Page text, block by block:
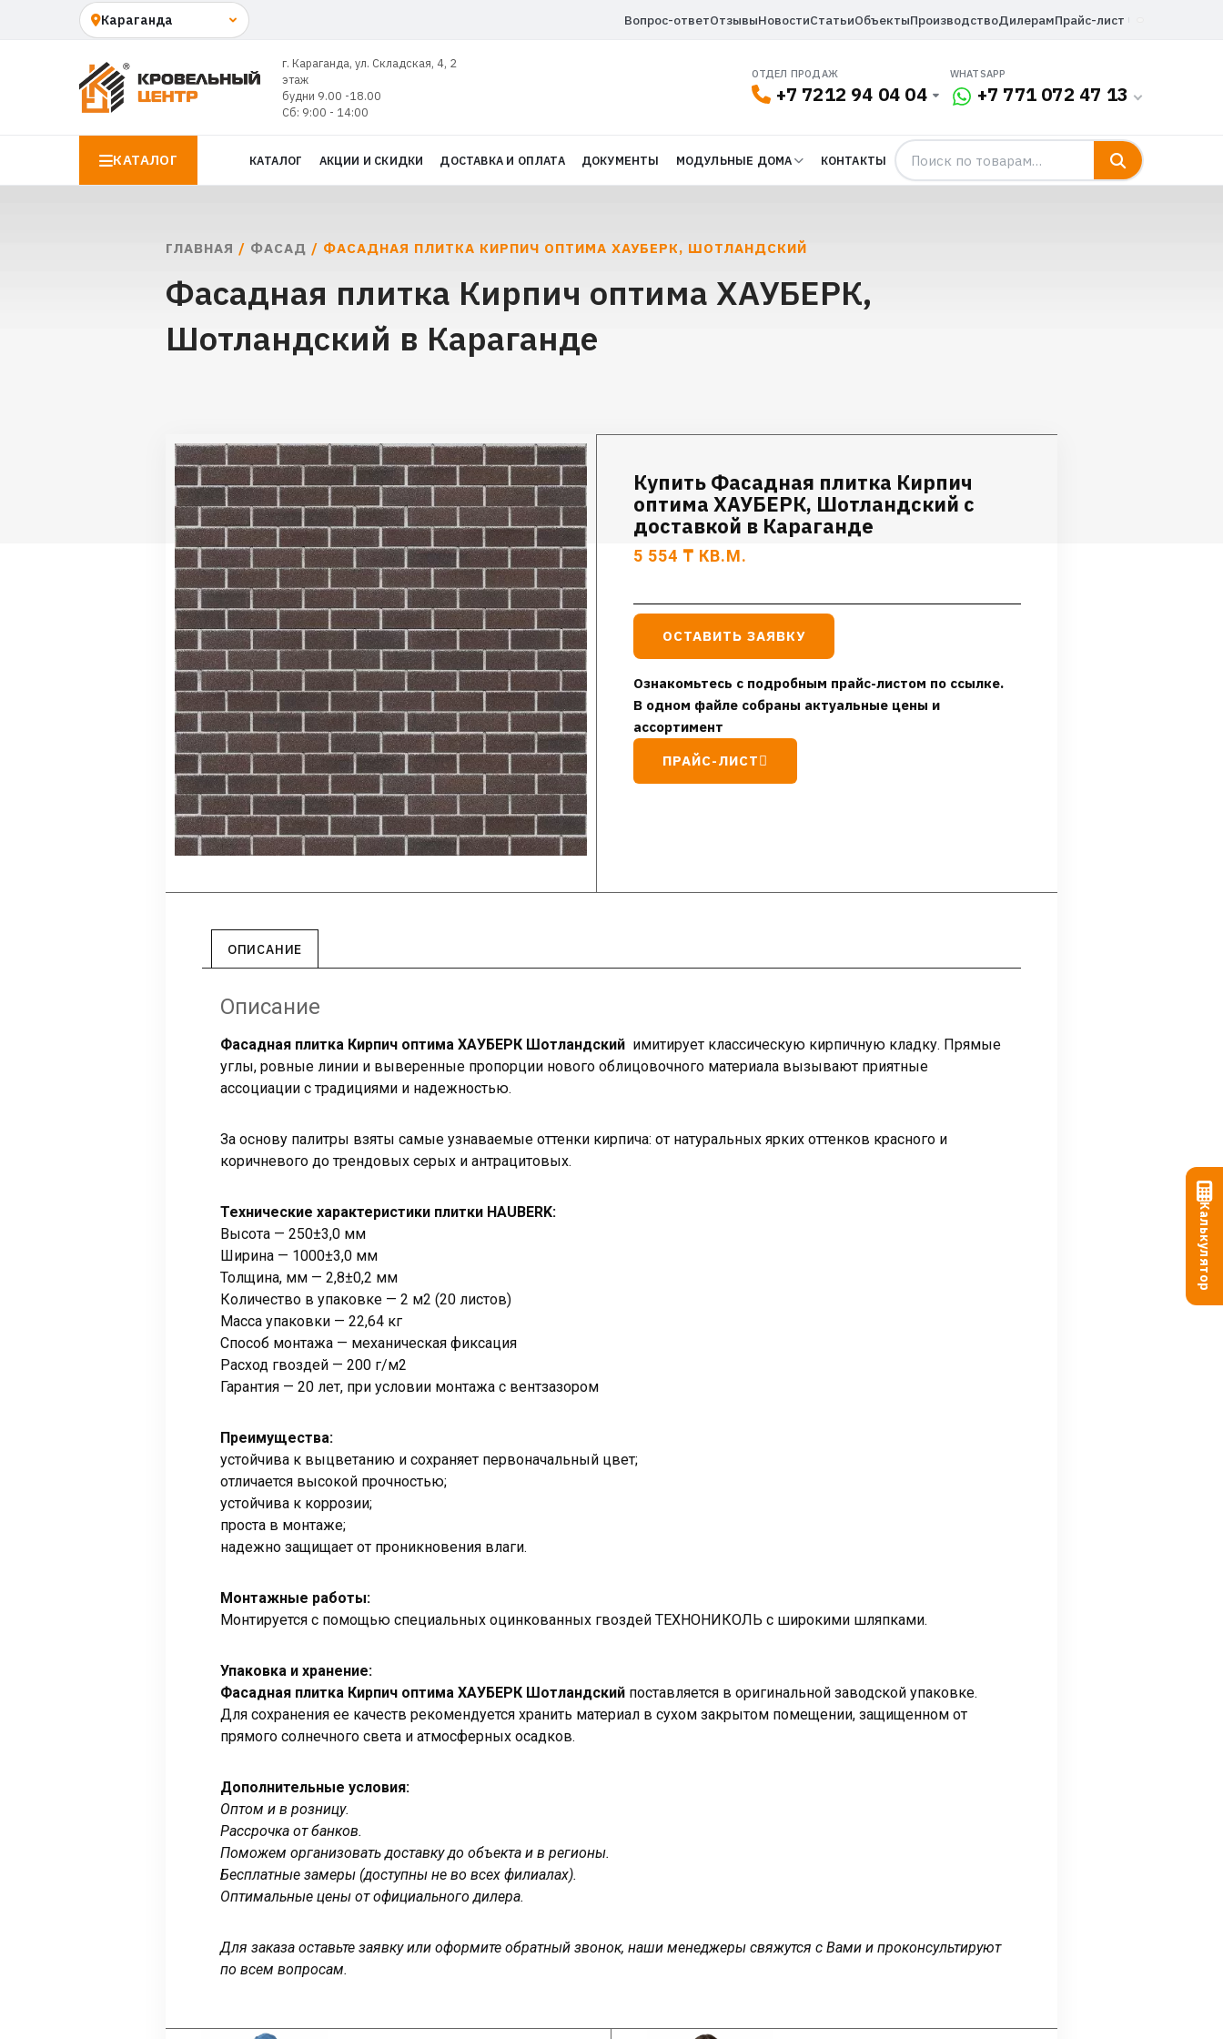
Вопрос-ответОтзывыНовостиСтатьиОбъектыПроизводствоДилерамПрайс-лист
г. Караганда, ул. Складская, 4, 2
этаж
будни 9.00 -18.00
Сб: 9:00 - 14:00
ОТДЕЛ ПРОДАЖ
+7 7212 94 04 04
WHATSAPP
+7 771 072 47 13
КАТАЛОГ КАТАЛОГ АКЦИИ И СКИДКИ ДОСТАВКА И ОПЛАТА ДОКУМЕНТЫ МОДУЛЬНЫЕ ДОМА КОНТАКТЫ
ГЛАВНАЯ / ФАСАД / ФАСАДНАЯ ПЛИТКА КИРПИЧ ОПТИМА ХАУБЕРК, ШОТЛАНДСКИЙ
Фасадная плитка Кирпич оптима ХАУБЕРК,
Шотландский в Караганде
Купить Фасадная плитка Кирпич
оптима ХАУБЕРК, Шотландский с
доставкой в Караганде
5 554 ₸ КВ.М.
ОСТАВИТЬ ЗАЯВКУ
Ознакомьтесь с подробным прайс-листом по ссылке.
В одном файле собраны актуальные цены и
ассортимент
ПРАЙС-ЛИСТ
ОПИСАНИЕ
Описание
Фасадная плитка Кирпич оптима ХАУБЕРК Шотландский имитирует классическую кирпичную кладку. Прямые
углы, ровные линии и выверенные пропорции нового облицовочного материала вызывают приятные
ассоциации с традициями и надежностью.
За основу палитры взяты самые узнаваемые оттенки кирпича: от натуральных ярких оттенков красного и
коричневого до трендовых серых и антрацитовых.
Технические характеристики плитки HAUBERK:
Высота — 250±3,0 мм
Ширина — 1000±3,0 мм
Толщина, мм — 2,8±0,2 мм
Количество в упаковке — 2 м2 (20 листов)
Масса упаковки — 22,64 кг
Способ монтажа — механическая фиксация
Расход гвоздей — 200 г/м2
Гарантия — 20 лет, при условии монтажа с вентзазором
Преимущества:
устойчива к выцветанию и сохраняет первоначальный цвет;
отличается высокой прочностью;
устойчива к коррозии;
проста в монтаже;
надежно защищает от проникновения влаги.
Монтажные работы:
Монтируется с помощью специальных оцинкованных гвоздей ТЕХНОНИКОЛЬ с широкими шляпками.
Упаковка и хранение:
Фасадная плитка Кирпич оптима ХАУБЕРК Шотландский поставляется в оригинальной заводской упаковке.
Для сохранения ее качеств рекомендуется хранить материал в сухом закрытом помещении, защищенном от
прямого солнечного света и атмосферных осадков.
Дополнительные условия:
Оптом и в розницу.
Рассрочка от банков.
Поможем организовать доставку до объекта и в регионы.
Бесплатные замеры (доступны не во всех филиалах).
Оптимальные цены от официального дилера.
Для заказа оставьте заявку или оформите обратный звонок, наши менеджеры свяжутся с Вами и проконсультируют
по всем вопросам.
Калькулятор